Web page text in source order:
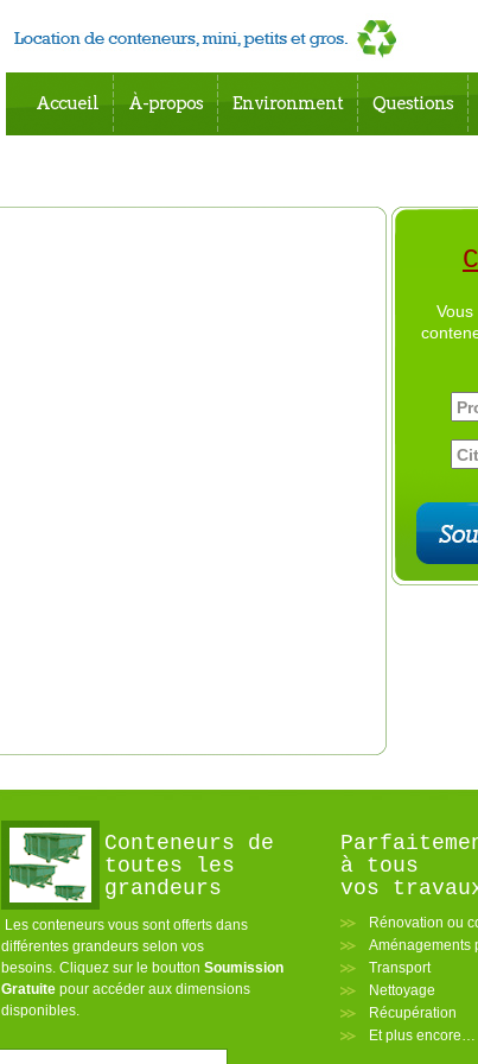
Accueil À-propos Environment Questions
Conteneurs de
toutes les
grandeurs
Les conteneurs vous sont offerts dans
différentes grandeurs selon vos
besoins. Cliquez sur le boutton Soumission
Gratuite pour accéder aux dimensions
disponibles.
à tous
vos
Rénovation ou
Aménagements
Transport
Nettoyage
Récupération
Et plus encore…